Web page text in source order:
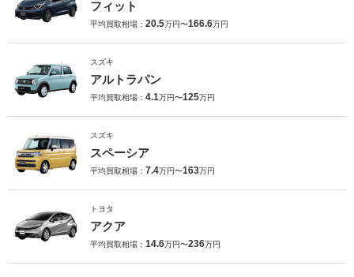
フィット
平均買取相場： 20.5万円〜166.6万円
スズキ
アルトラパン
平均買取相場： 4.1万円〜125万円
スズキ
スペーシア
平均買取相場： 7.4万円〜163万円
トヨタ
アクア
平均買取相場： 14.6万円〜236万円